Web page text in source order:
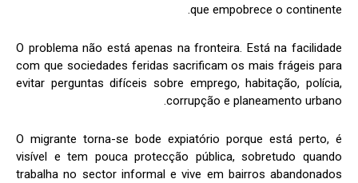
que empobrece o continente.
O problema não está apenas na fronteira. Está na facilidade
com que sociedades feridas sacrificam os mais frágeis para
evitar perguntas difíceis sobre emprego, habitação, polícia,
corrupção e planeamento urbano.
O migrante torna-se bode expiatório porque está perto, é
visível e tem pouca protecção pública, sobretudo quando
trabalha no sector informal e vive em bairros abandonados